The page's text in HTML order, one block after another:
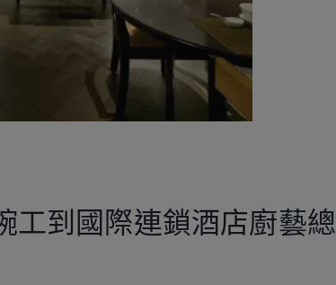
工到國際連鎖酒店廚藝總